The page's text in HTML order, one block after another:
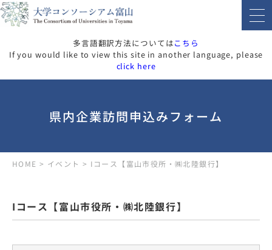
多言語翻訳方法についてはこちら
If you would like to view this site in another language, please
click here
県内企業訪問申込みフォーム
HOME > イベント > Iコース【富山市役所・㈱北陸銀行】
Iコース【富山市役所・㈱北陸銀行】